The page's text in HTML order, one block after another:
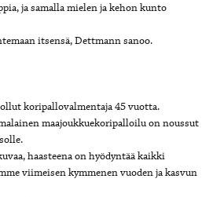
ja samalla mielen ja kehon kunto
itsensä, Dettmann sanoo.
koripallovalmentaja 45 vuotta.
maajoukkuekoripalloilu on noussut
haasteena on hyödyntää kaikki
viimeisen kymmenen vuoden ja kasvun